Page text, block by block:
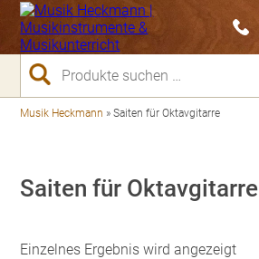
Suchen
nach:
Musik Heckmann »Saiten für Oktavgitarre
Saiten für Oktavgitarre
Einzelnes Ergebnis wird angezeigt